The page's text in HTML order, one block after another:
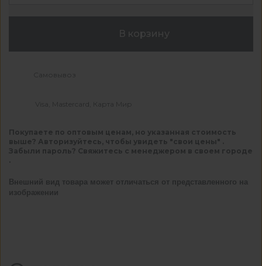
В корзину
Самовывоз
Visa, Mastercard, Карта Мир
Покупаете по оптовым ценам, но указанная стоимость
выше? Авторизуйтесь, чтобы увидеть "свои цены" .
Забыли пароль? Свяжитесь с менеджером в своем городе
Внешний вид товара может отличаться от представленного на
изображении